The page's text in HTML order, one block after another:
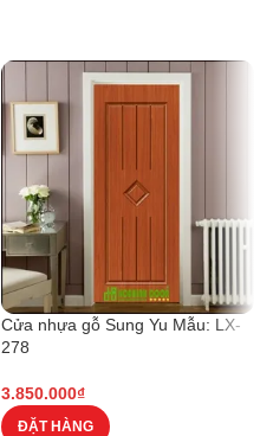
Cửa nhựa gỗ Sung Yu Mẫu: LX-
278
3.850.000₫
ĐẶT HÀNG